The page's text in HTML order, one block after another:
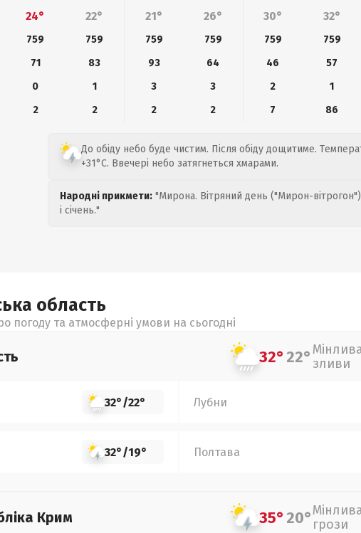
24°
22° 21° 26° 30° 32°
759 759 759 759 759 759
71
83 93 64 46 57
0
1 3 3 2 1
2
2 2 2 7 86
До обіду небо буде чистим. Після обіду дощитиме.
+31°C. Ввечері небо затягнеться хмарами.
Народні прикмети: "Мирона. Вітряний день ("Мирон-
і січень."
область
погоду та атмосферні умови на сьогодні
32°22° зливи
32°/22° Лубни
32°/19° Полтава
Крим 35°20° грози